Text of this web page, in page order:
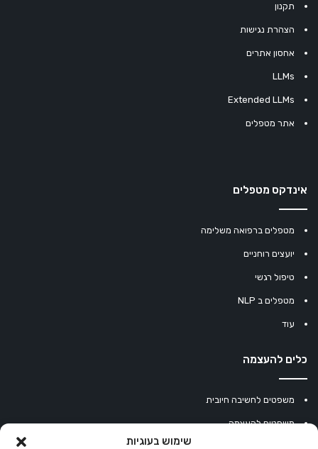
שימוש בעוגיות
תקנון
הצהרת נגישות
אחסון אתרים
LLMs
Extended LLMs
אתר מטפלים
אינדקס מטפלים
מטפלים ברפואה משלימה
יועצים רוחניים
טיפול רגשי
מטפלים ב NLP
עוד
כלים להעצמה
משפטים לחשיבה חיובית
משפטים להעצמה